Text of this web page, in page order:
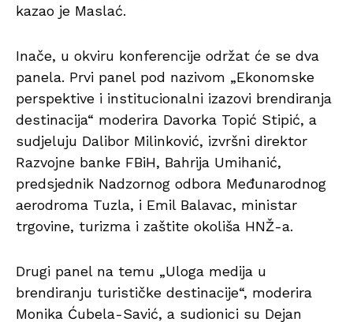
kazao je Maslać.
Inače, u okviru konferencije održat će se dva
panela. Prvi panel pod nazivom „Ekonomske
perspektive i institucionalni izazovi brendiranja
destinacija“ moderira Davorka Topić Stipić, a
sudjeluju Dalibor Milinković, izvršni direktor
Razvojne banke FBiH, Bahrija Umihanić,
predsjednik Nadzornog odbora Međunarodnog
aerodroma Tuzla, i Emil Balavac, ministar
trgovine, turizma i zaštite okoliša HNŽ-a.
Drugi panel na temu „Uloga medija u
brendiranju turističke destinacije“, moderira
Monika Ćubela-Savić, a sudionici su Dejan